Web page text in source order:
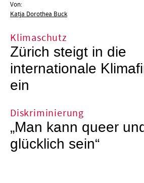
Von:
Katja Dorothea Buck
Klimaschutz
Zürich steigt in die
internationale
ein
Diskriminierung
„Man kann queer
glücklich sein“